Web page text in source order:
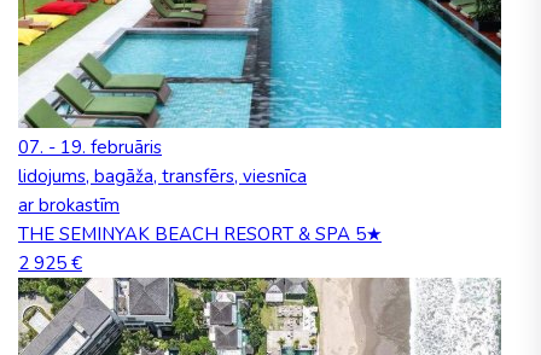
07. - 19. februāris
lidojums, bagāža, transfērs, viesnīca
ar brokastīm
THE SEMINYAK BEACH RESORT & SPA 5★
2 925 €